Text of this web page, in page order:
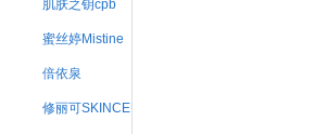
肌肤之钥cpb
蜜丝婷Mistine
倍依泉
修丽可SKINCEU